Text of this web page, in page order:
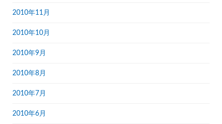
2010年11月
2010年10月
2010年9月
2010年8月
2010年7月
2010年6月